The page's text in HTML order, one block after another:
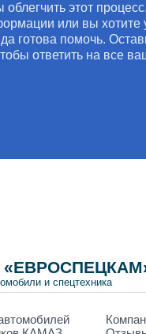
облегчить этот
или вы хотите
готова помочь.
ответить на все
и спецтехника